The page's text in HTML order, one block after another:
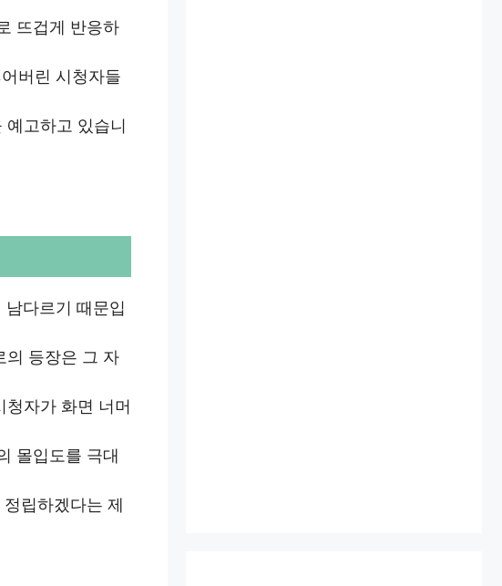
뜨겁게 반응하
버린 시청자들
고하고 있습니
남다르기 때문입
의 등장은 그 자
자가 화면 너머
몰입도를 극대
립하겠다는 제